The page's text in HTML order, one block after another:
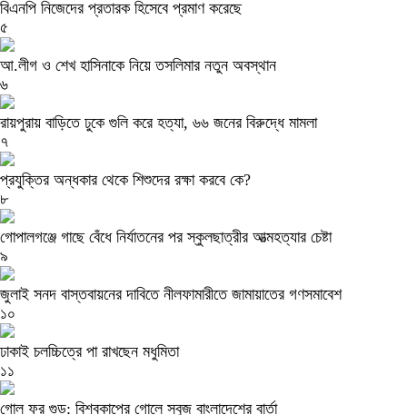
বিএনপি নিজেদের প্রতারক হিসেবে প্রমাণ করেছে
৫
আ.লীগ ও শেখ হাসিনাকে নিয়ে তসলিমার নতুন অবস্থান
৬
রায়পুরায় বাড়িতে ঢুকে গুলি করে হত্যা, ৬৬ জনের বিরুদ্ধে মামলা
৭
প্রযুক্তির অন্ধকার থেকে শিশুদের রক্ষা করবে কে?
৮
গোপালগঞ্জে গাছে বেঁধে নির্যাতনের পর স্কুলছাত্রীর আত্মহত্যার চেষ্টা
৯
জুলাই সনদ বাস্তবায়নের দাবিতে নীলফামারীতে জামায়াতের গণসমাবেশ
১০
ঢাকাই চলচ্চিত্রে পা রাখছেন মধুমিতা
১১
গোল ফর গুড: বিশ্বকাপের গোলে সবুজ বাংলাদেশের বার্তা